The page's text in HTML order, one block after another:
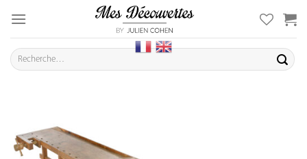
content
Recherche
pour :